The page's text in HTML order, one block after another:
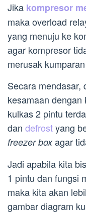
Jika kompresor
maka overload
yang menuju ke
agar kompresor
merusak
Secara mendasar,
kesamaan
kulkas 2 pintu
dan defrostyang
freezer boxagar
Jadi apabila kita
1 pintu dan fungsi
maka kita akan
gambar diagram